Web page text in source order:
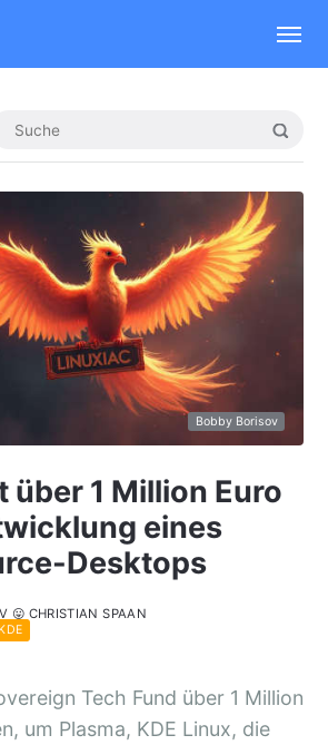
Bobby Borisov
über 1 Million Euro
eines
Desktops
😛 CHRISTIAN SPAAN
KDE
Tech Fund über 1 Million
um Plasma, KDE Linux, die